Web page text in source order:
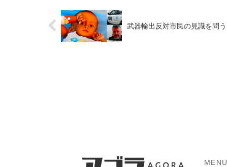
武器輸出反対市民の見識を問う
MENU